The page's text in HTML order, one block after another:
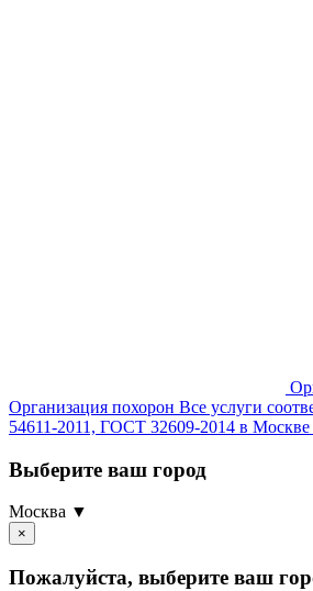
Организация похорон Все услуги
54611-2011, ГОСТ 32609-2014 в Москве
Выберите ваш город
Москва ▼
×
Пожалуйста, выберите ваш